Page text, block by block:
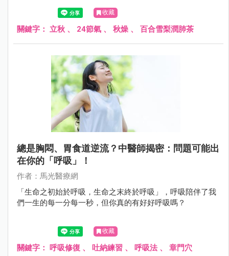
「收」，人體也開始受到「燥邪」影響。中醫認為「秋氣通
於肺」，因此立秋養生的重點在於養陰潤肺、防燥保津，為
接下來的秋冬季節打好健康基礎。
收藏
關鍵字： 立秋 、 24節氣 、 秋燥 、 百合雪梨潤肺茶
總是胸悶、胃食道逆流？中醫師揭密：問題可能出
在你的「呼吸」！
作者：馬光醫療網
「生命之初始於呼吸，生命之末終於呼吸」，呼吸陪伴了我
們一生的每一分每一秒，但你真的有好好呼吸嗎？
收藏
關鍵字： 呼吸修復 、 吐納練習 、 呼吸法 、 章門穴